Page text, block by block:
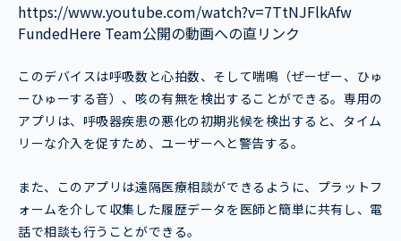
https://www.youtube.com/watch?v=7TtNJFlkAfw
FundedHere Team公開の動画への直リンク
このデバイスは呼吸数と心拍数、そして喘鳴（ぜーぜー、ひゅ
ーひゅーする音）、咳の有無を検出することができる。専用の
アプリは、呼吸器疾患の悪化の初期兆候を検出すると、タイム
リーな介入を促すため、ユーザーへと警告する。
また、このアプリは遠隔医療相談ができるように、プラットフ
ォームを介して収集した履歴データを医師と簡単に共有し、電
話で相談も行うことができる。